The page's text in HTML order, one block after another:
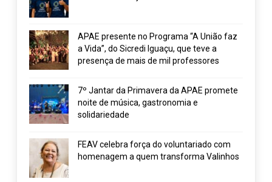
APAE presente no Programa “A União faz
a Vida”, do Sicredi Iguaçu, que teve a
presença de mais de mil professores
7º Jantar da Primavera da APAE promete
noite de música, gastronomia e
solidariedade
FEAV celebra força do voluntariado com
homenagem a quem transforma Valinhos